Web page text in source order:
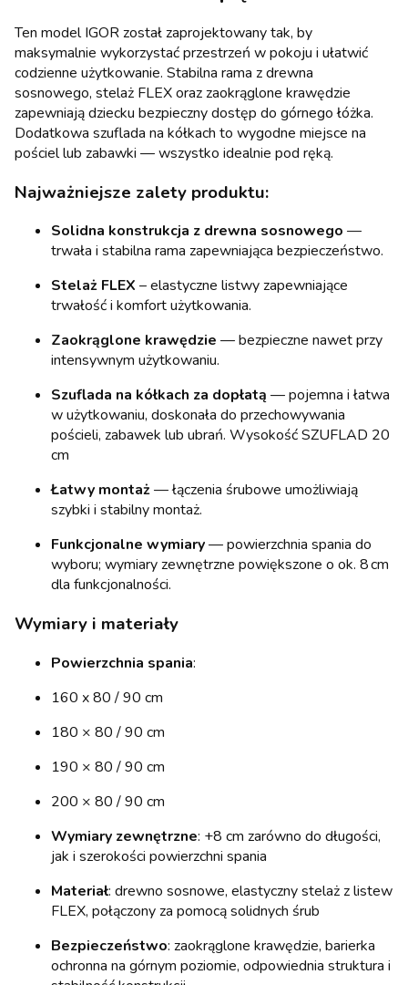
Ten model IGOR został zaprojektowany tak, by
maksymalnie wykorzystać przestrzeń w pokoju i ułatwić
codzienne użytkowanie. Stabilna rama z drewna
sosnowego, stelaż FLEX oraz zaokrąglone krawędzie
zapewniają dziecku bezpieczny dostęp do górnego łóżka.
Dodatkowa szuflada na kółkach to wygodne miejsce na
pościel lub zabawki — wszystko idealnie pod ręką.
Najważniejsze zalety produktu:
Solidna konstrukcja z drewna sosnowego —
trwała i stabilna rama zapewniająca bezpieczeństwo.
Stelaż FLEX – elastyczne listwy zapewniające
trwałość i komfort użytkowania.
Zaokrąglone krawędzie — bezpieczne nawet przy
intensywnym użytkowaniu.
Szuflada na kółkach za dopłatą — pojemna i łatwa
w użytkowaniu, doskonała do przechowywania
pościeli, zabawek lub ubrań. Wysokość SZUFLAD 20
cm
Łatwy montaż— łączenia śrubowe umożliwiają
szybki i stabilny montaż.
Funkcjonalne wymiary— powierzchnia spania do
wyboru; wymiary zewnętrzne powiększone o ok. 8 cm
dla funkcjonalności.
Wymiary i materiały
Powierzchnia spania:
160 x 80 / 90 cm
180 × 80 / 90 cm
190 × 80 / 90 cm
200 × 80 / 90 cm
Wymiary zewnętrzne: +8 cm zarówno do długości,
jak i szerokości powierzchni spania
Materiał: drewno sosnowe, elastyczny stelaż z listew
FLEX, połączony za pomocą solidnych śrub
Bezpieczeństwo: zaokrąglone krawędzie, barierka
ochronna na górnym poziomie, odpowiednia struktura i